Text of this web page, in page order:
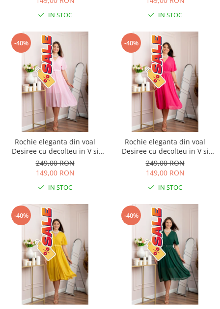
IN STOC IN STOC
-40%
Rochie eleganta din voal
Desiree cu decolteu in V si
curea - Roz pastel
249,00 RON
149,00 RON
IN STOC
-40%
Rochie eleganta din voal
Desiree cu decolteu in V si
curea - Ciclam
249,00 RON
149,00 RON
IN STOC
-40% -40%